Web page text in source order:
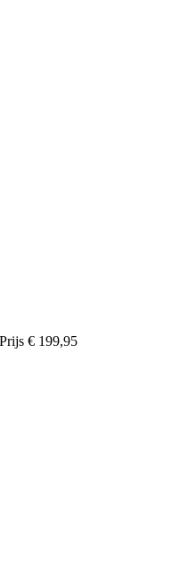
Prijs € 199,95